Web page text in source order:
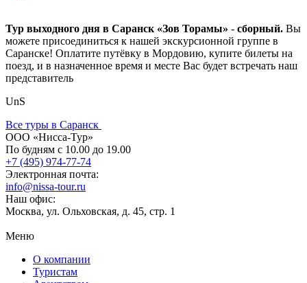
Тур выходного дня в Саранск «Зов Торамы» - сборный. Вы
можете присоединиться к нашей экскурсионной группе в
Саранске! Оплатите путёвку в Мордовию, купите билеты на
поезд, и в назначенное время и месте Вас будет встречать наш
представитель
UnS
Все туры в Саранск
ООО «Нисса-Тур»
По будням с 10.00 до 19.00
+7 (495) 974-77-74
Электронная почта:
info@nissa-tour.ru
Наш офис:
Москва, ул. Ольховская, д. 45, стр. 1
Меню
О компании
Туристам